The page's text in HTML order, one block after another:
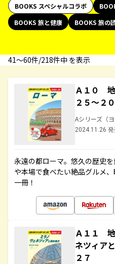
BOOKS スペシャルコラボ
BOOKS 旅と健康
BOOKS 旅の
41〜60件/218件中 を表示
Ａ１０
２５～２
Aシリーズ（
2024.11.26
永遠の都ローマ。悠久の歴史
や本場で食べたい絶品グルメ
一冊！
Ａ１１
ネツィア
２７